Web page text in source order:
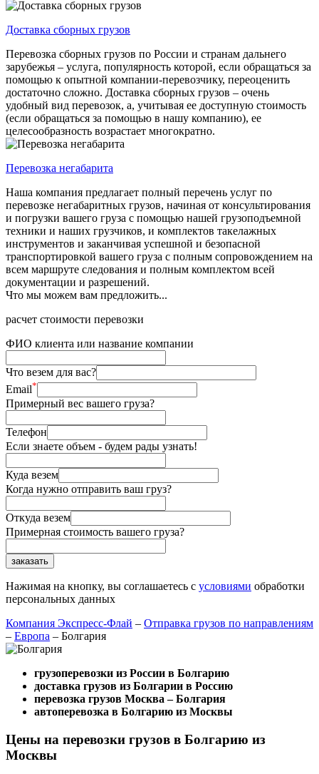
Доставка сборных грузов
Перевозка сборных грузов по России и странам дальнего
зарубежья – услуга, популярность которой, если обращаться за
помощью к опытной компании-перевозчику, переоценить
достаточно сложно. Доставка сборных грузов – очень
удобный вид перевозок, а, учитывая ее доступную стоимость
(если обращаться за помощью в нашу компанию), ее
целесообразность возрастает многократно.
Перевозка негабарита
Наша компания предлагает полный перечень услуг по
перевозке негабаритных грузов, начиная от консультирования
и погрузки вашего груза с помощью нашей грузоподъемной
техники и наших грузчиков, и комплектов такелажных
инструментов и заканчивая успешной и безопасной
транспортировкой вашего груза с полным сопровождением на
всем маршруте следования и полным комплектом всей
документации и разрешений.
Что мы можем вам предложить...
расчет стоимости перевозки
ФИО клиента или название компании
Что везем для вас?
Email*
Примерный вес вашего груза?
Телефон
Если знаете объем - будем рады узнать!
Куда везем
Когда нужно отправить ваш груз?
Откуда везем
Примерная стоимость вашего груза?
Нажимая на кнопку, вы соглашаетесь с условиями обработки
персональных данных
Компания Экспресс-Флай – Отправка грузов по направлениям
– Европа – Болгария
грузоперевозки из России в Болгарию
доставка грузов из Болгарии в Россию
перевозка грузов Москва – Болгария
автоперевозка в Болгарию из Москвы
Цены на перевозки грузов в Болгарию из
Москвы